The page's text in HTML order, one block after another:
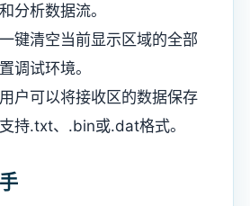
分析数据流。
键清空当前显示区域的全部
调试环境。
户可以将接收区的数据保存
持.txt、.bin或.dat格式。